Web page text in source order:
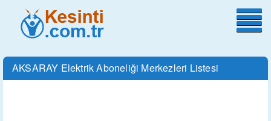
AKSARAY Elektrik Aboneliği Merkezleri Listesi